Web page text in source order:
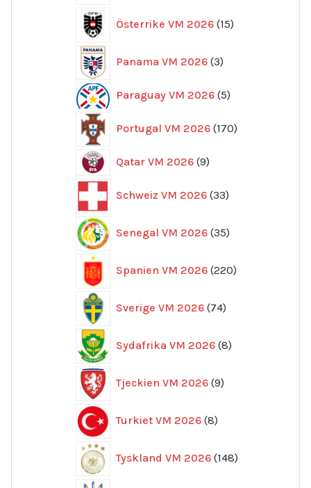
Österrike VM 2026 15
produkter
Panama VM 2026 3
produkter
Paraguay VM 2026 55
Portugal VM 2026 170
produkter
Qatar VM 2026 99
Schweiz VM 2026 33
produkter
Senegal VM 2026 35
produkter
Spanien VM 2026 220
produkter
Sverige VM 2026 74
produkter
Sydafrika VM 2026 8
produkter
Tjeckien VM 2026 9
produkter
Turkiet VM 2026 8
produkter
Tyskland VM 2026 148
produkter